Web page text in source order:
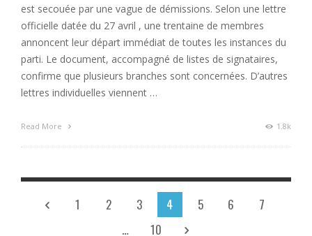
est secouée par une vague de démissions. Selon une lettre
officielle datée du 27 avril , une trentaine de membres
annoncent leur départ immédiat de toutes les instances du
parti. Le document, accompagné de listes de signataires,
confirme que plusieurs branches sont concernées. D’autres
lettres individuelles viennent …
Read More 1.8k
1 2 3 4 5 6
7
…
10